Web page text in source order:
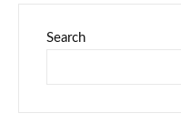
Search